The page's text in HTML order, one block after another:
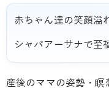
赤ちゃん達の笑顔溢
シャバアーサナで至
産後のママの姿勢・